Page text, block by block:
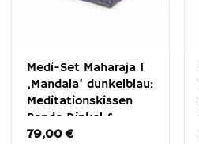
Medi-Set Maharaja I
‚Mandala‘ dunkelblau:
Meditationskissen
Rondo Dinkel &
Meditationsmatte
79,00€